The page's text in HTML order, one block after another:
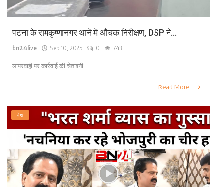
पटना के रामकृष्णानगर थाने में औचक निरीक्षण, DSP ने...
bn24live Sep 10, 2025 0 743
लापरवाही पर कार्रवाई की चेतावनी
Read More
देश